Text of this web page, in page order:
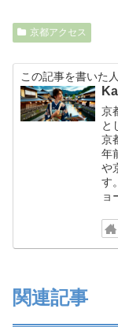
京都アクセス
この記事を書いた人
京
と
京
年
や
す
ョ
関連記事